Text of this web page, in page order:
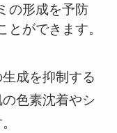
の形成を予防
とができます。
成を抑制する
色素沈着やシ